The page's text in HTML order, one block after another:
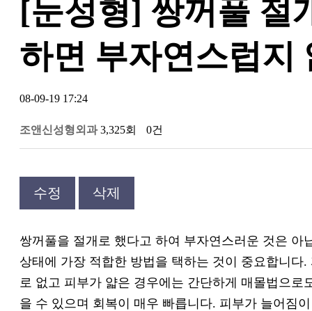
[눈성형] 쌍꺼풀 절
하면 부자연스럽지
08-09-19 17:24
조앤신성형외과 3,325회 0건
수정 삭제
쌍꺼풀을 절개로 했다고 하여 부자연스러운 것은 아
상태에 가장 적합한 방법을 택하는 것이 중요합니다
로 없고 피부가 얇은 경우에는 간단하게 매몰법으로
을 수 있으며 회복이 매우 빠릅니다. 피부가 늘어짐